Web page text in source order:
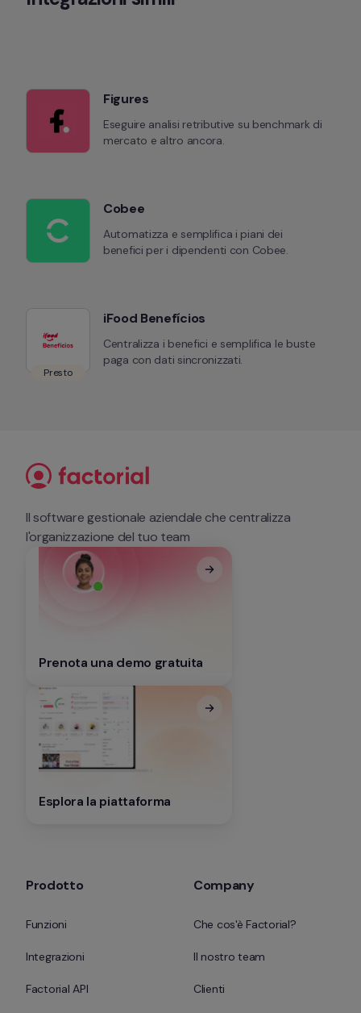
Figures
Eseguire analisi retributive su benchmark di
mercato e altro ancora.
Cobee
Automatizza e semplifica i piani dei
benefici per i dipendenti con Cobee.
Presto
iFood Benefícios
Centralizza i benefici e semplifica le buste
paga con dati sincronizzati.
Il software gestionale aziendale che centralizza
l'organizzazione del tuo team
Prenota una demo gratuita
Esplora la piattaforma
Prodotto
Funzioni
Integrazioni
Factorial API
Company
Che cos'è Factorial?
Il nostro team
Clienti